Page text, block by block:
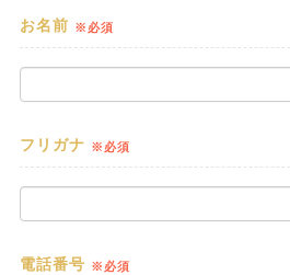
お名前 ※必須
フリガナ ※必須
電話番号 ※必須